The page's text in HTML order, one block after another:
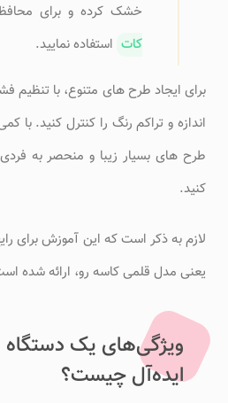
خشک کرده و برای
کات استفاده نمایید.
برای ایجاد طرح های متنوع، با تنظیم
اندازه و تراکم رنگ را کنترل کنید. با
طرح های بسیار زیبا و منحصر به فردی
کنید.
لازم به ذکر است که این آموزش برای
یعنی مدل قلمی کاسه رو، ارائه شده
ویژگی‌های یک دستگاه
ایده‌آل چیست؟